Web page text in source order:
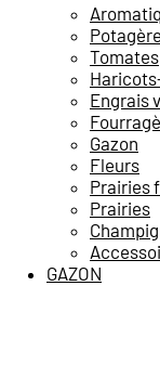
Tomates
Engrais
Gazon
Fleurs
Prairies
Prairies
GAZON